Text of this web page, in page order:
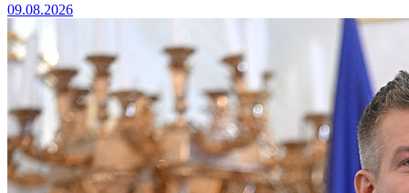
09.08.2026